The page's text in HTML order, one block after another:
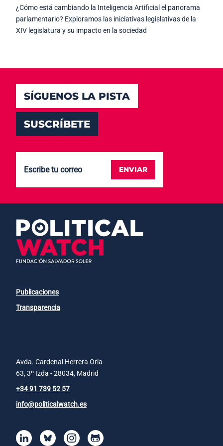
¿Cómo está cambiando la Inteligencia Artificial el panorama
parlamentario? Exploramos las iniciativas legislativas de la
XIV legislatura y su impacto en la sociedad
SÍGUENOS LA PISTA
SUSCRÍBETE
ENVIAR
Publicaciones
Transparencia
Avda. Cardenal Herrera Oria
63, 3º Izda - 28034, Madrid
+34 91 739 52 57
info@politicalwatch.es